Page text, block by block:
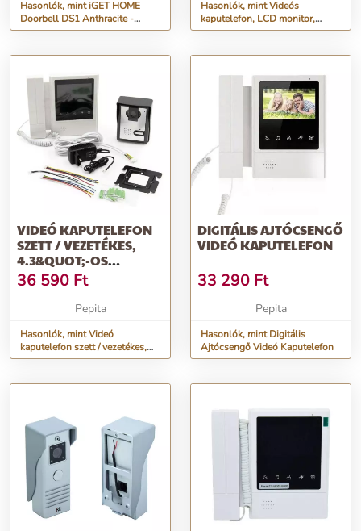
Hasonlók, mint iGET HOME
Doorbell DS1 Anthracite -
akkumulátoros WiFi videó
hangátvite
Hasonlók, mint Videós
kaputelefon, LCD monitor,
Automatikus távirányítóval,
VIDEÓ KAPUTELEFON
SZETT / VEZETÉKES,
4.3&QUOT;-OS
MONITORRAL
36 590 Ft
Pepita
Hasonlók, mint Videó
kaputelefon szett / vezetékes,
4.3&quot;-os monitorral
DIGITÁLIS AJTÓCSENGŐ
VIDEÓ KAPUTELEFON
33 290 Ft
Pepita
Hasonlók, mint Digitális
Ajtócsengő Videó Kaputelefon